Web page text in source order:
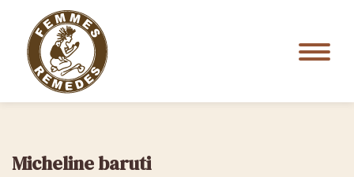
Micheline baruti